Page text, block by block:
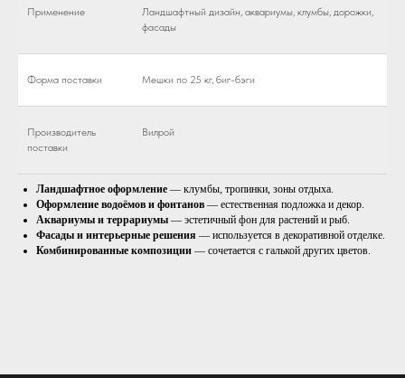
Применение
Ландшафтный дизайн, аквариумы, клумбы, дорожки,
фасады
Форма поставки Мешки по 25 кг, биг-бэги
Производитель
поставки
Вилрой
Ландшафтное оформление — клумбы, тропинки, зоны отдыха.
Оформление водоёмов и фонтанов — естественная подложка и декор.
Аквариумы и террариумы — эстетичный фон для растений и рыб.
Фасады и интерьерные решения — используется в декоративной отделке.
Комбинированные композиции — сочетается с галькой других цветов.